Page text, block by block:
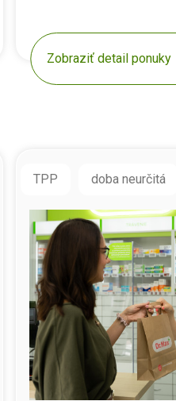
Zobraziť detail ponuky
TPP doba neurčitá